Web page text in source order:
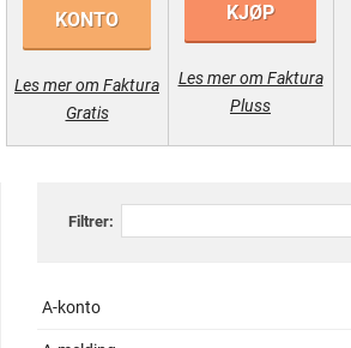
KONTO
Les mer om Faktura
Gratis
KJØP
Les mer om Faktura
Pluss
Filtrer:
A-konto